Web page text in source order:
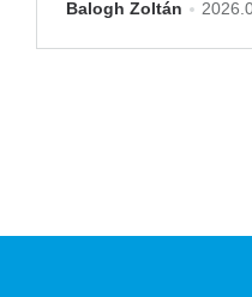
Balogh Zoltán